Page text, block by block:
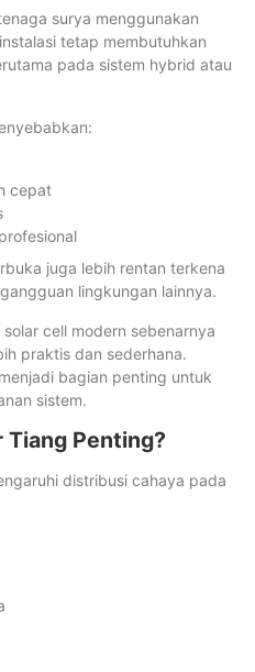
surya menggunakan
tetap membutuhkan
pada sistem hybrid atau
cepat
juga lebih rentan terkena
lingkungan lainnya.
cell modern sebenarnya
praktis dan sederhana.
bagian penting untuk
sistem.
Tiang Penting?
distribusi cahaya pada